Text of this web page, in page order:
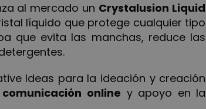
al mercado un Crystalusion Liquid
líquido que protege cualquier tipo
que evita las manchas, reduce las
Ideas para la ideación y creación
comunicación online y apoyo en la